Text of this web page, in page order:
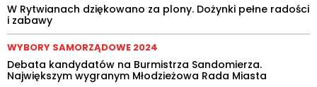
W Rytwianach dziękowano za plony. Dożynki pełne radości
i zabawy
WYBORY SAMORZĄDOWE 2024
Debata kandydatów na Burmistrza Sandomierza.
Największym wygranym Młodzieżowa Rada Miasta